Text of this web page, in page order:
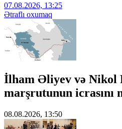
07.08.2026, 13:25
Ətraflı oxumaq
İlham Əliyev və Nikol
marşrutunun icrasını
08.08.2026, 13:50